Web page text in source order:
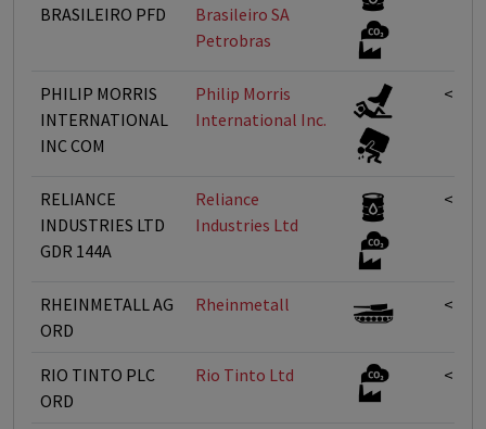
BRASILEIRO PFD
Brasileiro SA 
Petrobras
PHILIP MORRIS
INTERNATIONAL
INC COM
Philip Morris
International Inc.
<1%
RELIANCE
INDUSTRIES LTD
GDR 144A
Reliance
Industries Ltd
<1%
RHEINMETALL AG
ORD
Rheinmetall <1%
RIO TINTO PLC
ORD
Rio Tinto Ltd <1%